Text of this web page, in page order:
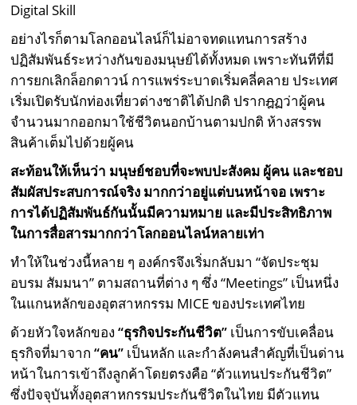
Digital Skill
อย่างไรก็ตามโลกออนไลน์ก็ไม่อาจทดแทนการสร้าง
ปฏิสัมพันธ์ระหว่างกันของมนุษย์ได้ทั้งหมด เพราะทันทีที่มี
การยกเลิกล็อกดาวน์ การแพร่ระบาดเริ่มคลี่คลาย ประเทศ
เริ่มเปิดรับนักท่องเที่ยวต่างชาติได้ปกติ ปรากฎฏว่าผู้คน
จำนวนมากออกมาใช้ชีวิตนอกบ้านตามปกติ ห้างสรรพ
สินค้าเต็มไปด้วยผู้คน
สะท้อนให้เห็นว่า มนุษย์ชอบที่จะพบปะสังคม ผู้คน และชอบ
สัมผัสประสบการณ์จริง มากกว่าอยู่แต่บนหน้าจอ เพราะ
การได้ปฏิสัมพันธ์กันนั้นมีความหมาย และมีประสิทธิภาพ
ในการสื่อสารมากกว่าโลกออนไลน์หลายเท่า
ทำให้ในช่วงนี้หลาย ๆ องค์กรจึงเริ่มกลับมา “จัดประชุม
อบรม สัมมนา” ตามสถานที่ต่าง ๆ ซึ่ง “Meetings” เป็นหนึ่ง
ในแกนหลักของอุตสาหกรรม MICE ของประเทศไทย
ด้วยหัวใจหลักของ“ธุรกิจประกันชีวิต” เป็นการขับเคลื่อน
ธุรกิจที่มาจาก“คน” เป็นหลัก และกำลังคนสำคัญที่เป็นด่าน
หน้าในการเข้าถึงลูกค้าโดยตรงคือ “ตัวแทนประกันชีวิต”
ซึ่งปัจจุบันทั้งอุตสาหกรรมประกันชีวิตในไทย มีตัวแทน